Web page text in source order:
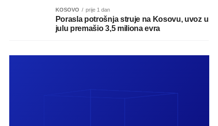
KOSOVO prije 1 dan
Porasla potrošnja struje na Kosovu, uvoz u
julu premašio 3,5 miliona evra